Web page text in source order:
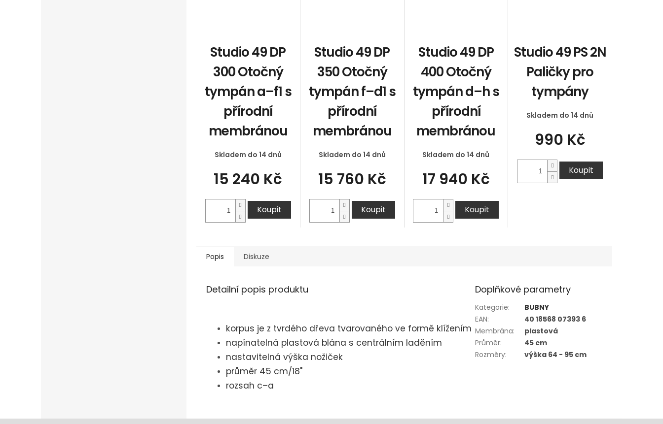
Studio 49 DP
300 Otočný
tympán a–f1 s
přírodní
membránou
Skladem do 14 dnů
15 240 Kč
Koupit
Studio 49 DP
350 Otočný
tympán f–d1 s
přírodní
membránou
Skladem do 14 dnů
15 760 Kč
Koupit
Studio 49 DP
400 Otočný
tympán d–h s
přírodní
membránou
Skladem do 14 dnů
17 940 Kč
Koupit
Studio 49 PS 2N
Paličky pro
tympány
Skladem do 14 dnů
990 Kč
Koupit
Popis Diskuze
Detailní popis produktu
korpus je z tvrdého dřeva tvarovaného ve formě klížením
napínatelná plastová blána s centrálním laděním
nastavitelná výška nožiček
průměr 45 cm/18"
rozsah c–a
Doplňkové parametry
Kategorie:
BUBNY
EAN:
40 18568 07393 6
Membrána:
plastová
Průměr:
45 cm
Rozměry: výška 64 - 95 cm